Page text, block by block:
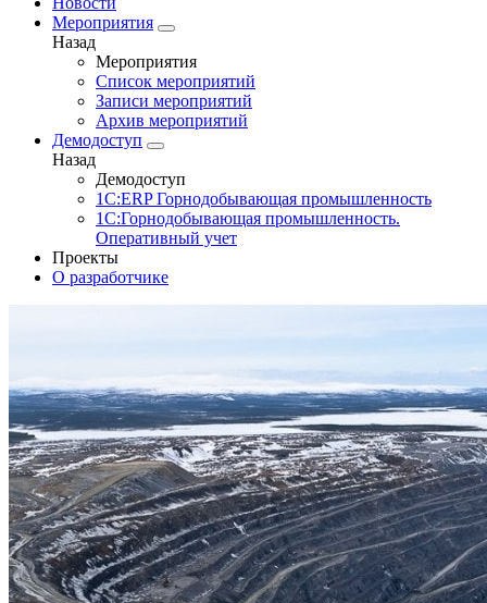
Мероприятия
Назад
Мероприятия
Список мероприятий
Записи мероприятий
Архив мероприятий
Демодоступ
Назад
Демодоступ
1С:ERP Горнодобывающая промышленность
1С:Горнодобывающая промышленность.
Оперативный учет
Проекты
О разработчике